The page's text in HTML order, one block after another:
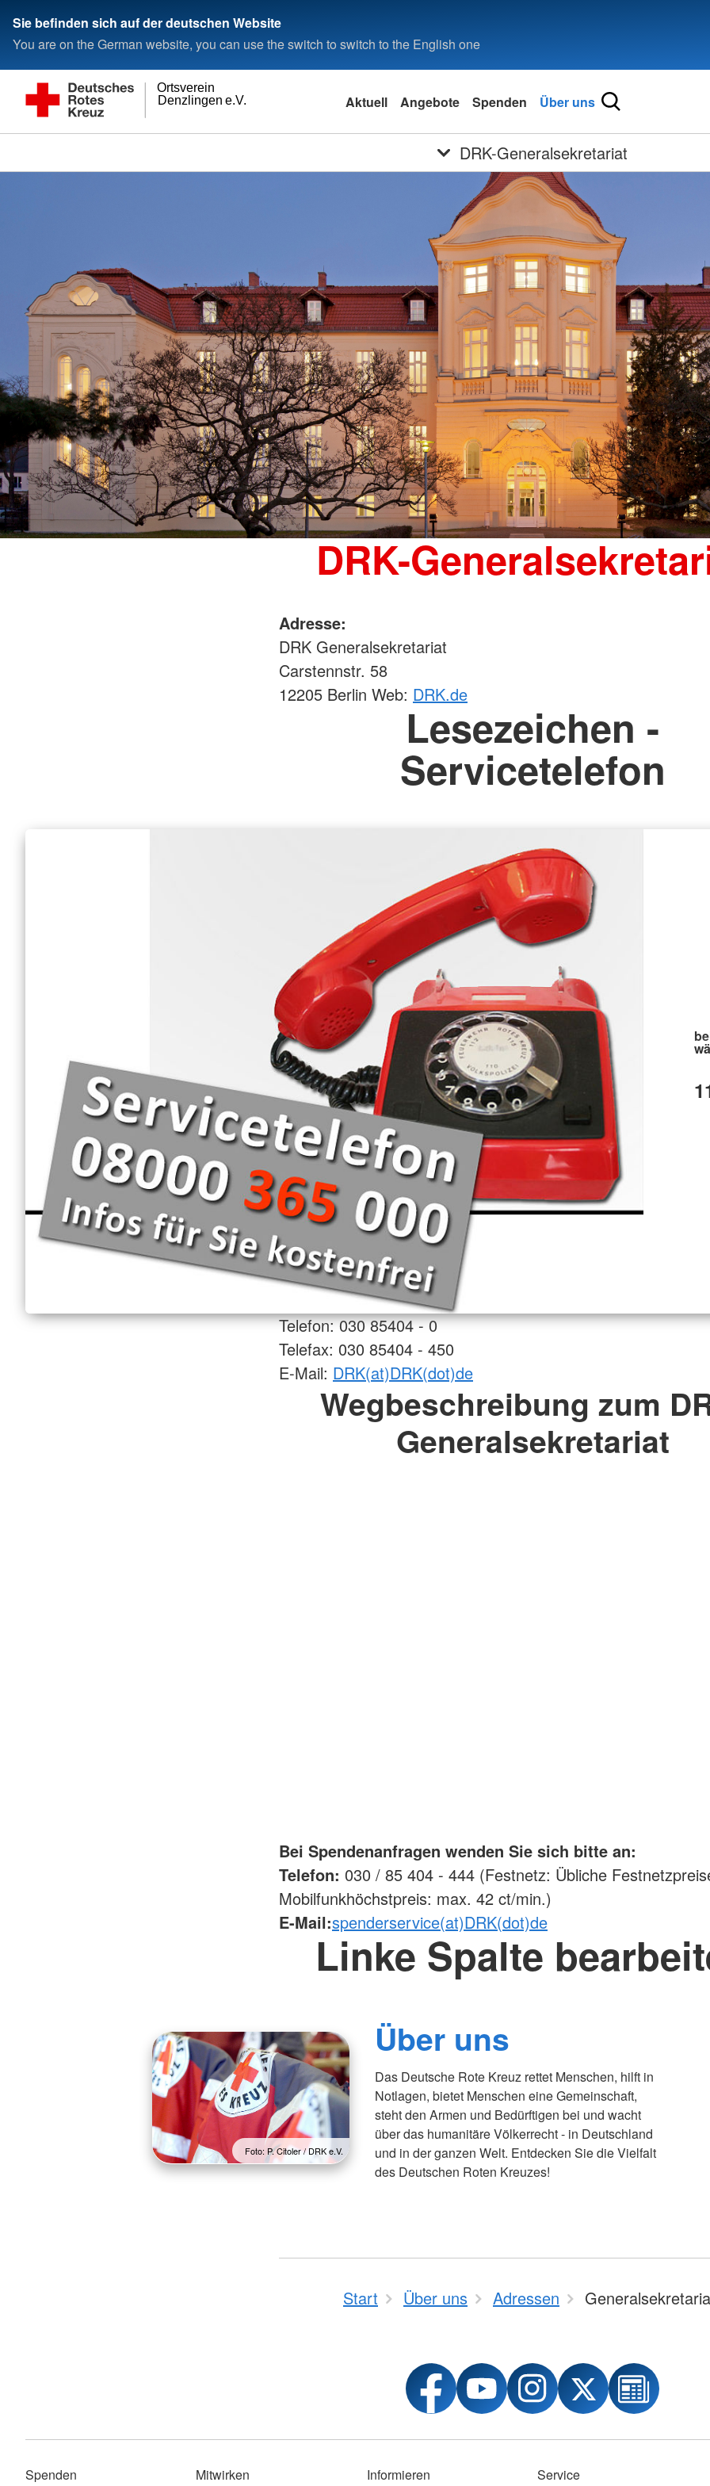
Sie befinden sich auf der deutschen Website
You are on the German website, you can use the switch to switch to the English one
Denzlingen e.V.
Ortsverein
Aktuell Angebote Spenden Über uns
DRK-Generalsekretariat
DRK-
Adresse:
DRK Generalsekretariat
Carstennstr. 58
12205 Berlin Web: DRK.de
Lesezeichen -
Servicetelefon
Telefon: 030 85404 - 0
Telefax: 030 85404 - 450
E-Mail: DRK(at)DRK(dot)de
Wegbeschreibung zum
Generalsekretariat
Bei Spendenanfragen wenden Sie sich bitte an:
Telefon: 030 / 85 404 - 444 (Festnetz: Übliche
Mobilfunkhöchstpreis: max. 42 ct/min.)
E-Mail:spenderservice(at)DRK(dot)de
Linke Spalte
Foto: P. Citoler / DRK e.V.
Über uns
Das Deutsche Rote Kreuz rettet Menschen, hilft in
Notlagen, bietet Menschen eine Gemeinschaft,
steht den Armen und Bedürftigen bei und wacht
über das humanitäre Völkerrecht - in Deutschland
und in der ganzen Welt. Entdecken Sie die Vielfalt
des Deutschen Roten Kreuzes!
Start Über uns Adressen
Spenden Mitwirken Informieren Service